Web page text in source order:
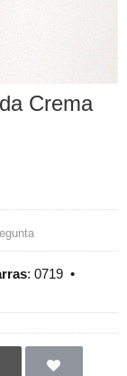
Crema
: 0719 •